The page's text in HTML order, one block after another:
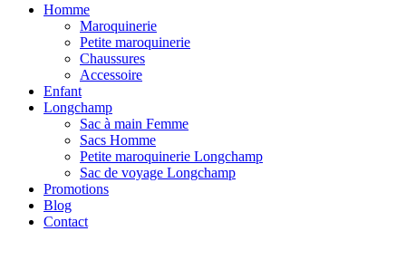
Homme
Maroquinerie
Petite maroquinerie
Chaussures
Accessoire
Enfant
Longchamp
Sac à main Femme
Sacs Homme
Petite maroquinerie Longchamp
Sac de voyage Longchamp
Promotions
Blog
Contact